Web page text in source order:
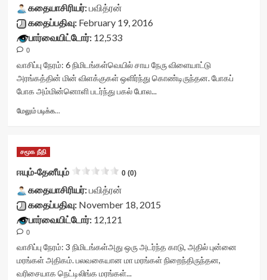
stars-
title-
container">
<div
stars-
title
yasr-
rater-
rater-
ee1fd947666a2'
data-
rating='0'
data-
rater-
data-
rater-
postid='25017'
கதையாசிரியர்:பவித்ரன்
கதைப்பதிவு:February 19, 2016
பார்வையிட்டோர்:12,533
0
வாசிப்பு நேரம்: 6 நிமிடங்கள்வெயில் சாய நேரு விளையாட்டு
அரங்கத்தின் மின் விளக்குகள் ஒளிர்ந்து கொண்டிருந்தன. போகப்
போக அம்மின்னொளி படர்ந்து பகல் போல...
மேலும் படிக்க...
பின்னாடி..
<div
class="yasr-
vv-
stars-
title-
<div
class='yasr-
stars-
சமூக நீதி
ஈயும்-தேனீயும் 0 (0)
கதையாசிரியர்:பவித்ரன்
கதைப்பதிவு:November 18, 2015
பார்வையிட்டோர்:12,121
0
வாசிப்பு நேரம்: 3 நிமிடங்கள்அது ஒரு அடர்ந்த காடு, அதில் புன்னை
மரங்கள் அதிகம். பலவகையான மா மரங்கள் நிறைந்திருந்தன,
வரிசையாக நெட்டிலிங்க மரங்கள்...